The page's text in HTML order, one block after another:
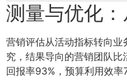
测量与优化
营销评估从活动指标转向
究，结果导向的营销团队
回报率93%，预算利用效率